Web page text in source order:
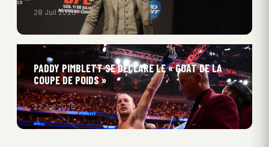
28 Juil 2026
PADDY PIMBLETT SE DÉCLARE LE « GOAT DE LA
COUPE DE POIDS »
22 Juil 2026